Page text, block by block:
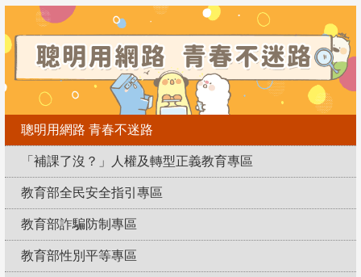
聰明用網路 青春不迷路
「補課了沒？」人權及轉型正義教育專區
教育部全民安全指引專區
教育部詐騙防制專區
教育部性別平等專區